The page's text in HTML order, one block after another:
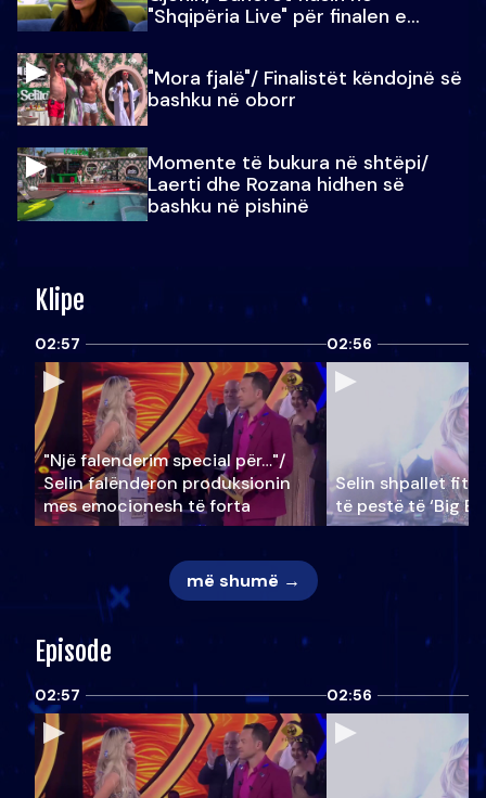
"Shqipëria Live" për finalen e
"Mora fjalë"/ Finalistët këndojnë së
bashku në oborr
Momente të bukura në shtëpi/
Laerti dhe Rozana hidhen së
bashku në pishinë
Klipe
02:57
"Një falenderim special për…"/
Selin falënderon produksionin
mes emocionesh të forta
02:56
Selin shpallet
të pestë të ‘Big
më shumë →
Episode
02:57 02:56